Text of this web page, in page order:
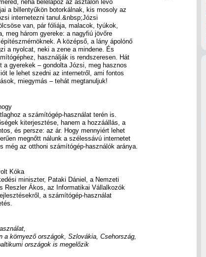
néha belelapoz az asztalon levő
a billentyűkön botorkálnak, kis mosoly az
internetezni tanul.&nbsp;Józsi
van, pár fóliája, malacok, tyúkok,
meg három gyereke: a nagyfiú jövőre
A középső, a lány ápolónő
a nyolcat, neki a zene a mindene. És
használják is rendszeresen. Hát
a gyerekek – gondolta Józsi, meg hasznos
le lehet szedni az internetről, ami fontos
miegymás – tehát megtanuljuk!
a számítógép-használat terén is.
kiterjesztése, hanem a hozzáállás, a
és persze: az ár. Hogy mennyiért lehet
megnőtt nálunk a szélessávú internetet
még az otthoni számítógép-használók aránya.
Kóka
miniszter, Pataki Dániel, a Nemzeti
Reszler Ákos, az Informatikai Vállalkozók
a számítógép-használat
a környező országok, Szlovákia, Csehország,
országok is megelőzik